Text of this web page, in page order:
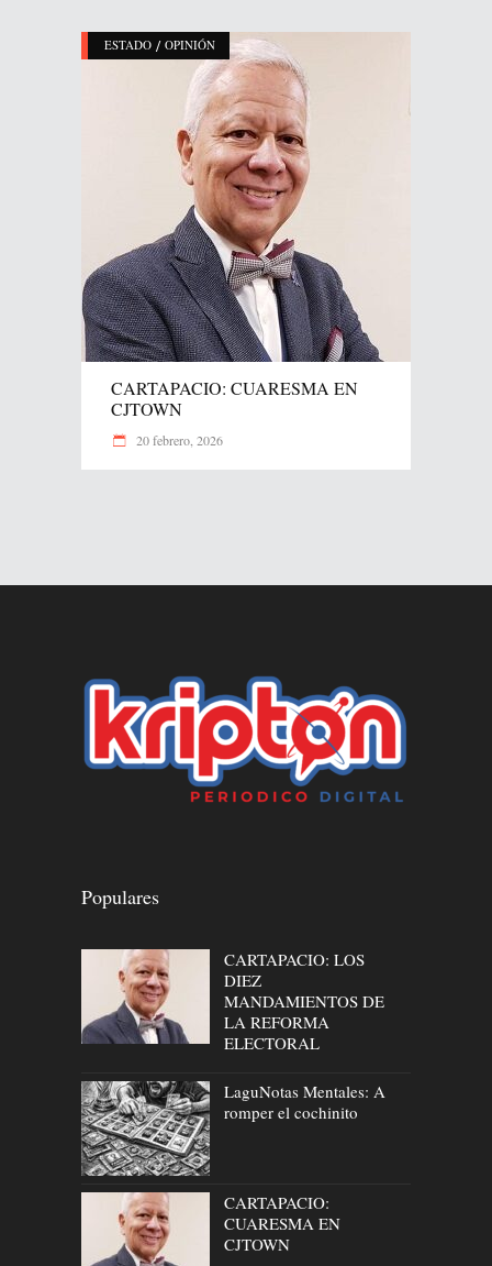
ESTADO / OPINIÓN
CARTAPACIO: CUARESMA EN
CJTOWN
20 febrero, 2026
Populares
CARTAPACIO: LOS
DIEZ
MANDAMIENTOS DE
LA REFORMA
ELECTORAL
LaguNotas Mentales: A
romper el cochinito
CARTAPACIO:
CUARESMA EN
CJTOWN